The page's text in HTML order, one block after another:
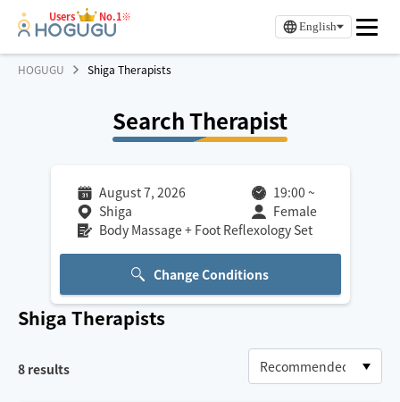
Users No.1※
English
HOGUGU Shiga Therapists
Search Therapist
August 7, 2026 19:00 ~
Shiga
Female
Body Massage + Foot Reflexology Set
Change Conditions
Shiga Therapists
8 results